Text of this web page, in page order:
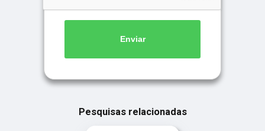
Enviar
Pesquisas relacionadas